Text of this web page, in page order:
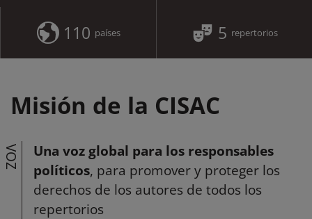
110 países 5 repertorios
Misión de la CISAC
VOZ
Una voz global para los responsables
políticos, para promover y proteger los
derechos de los autores de todos los
repertorios